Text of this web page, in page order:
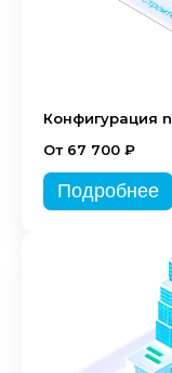
Конфигурация
От 67 700 ₽
Подробнее